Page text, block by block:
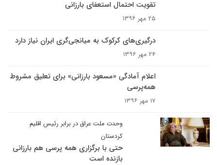
تقویت احتمال استعفای بارزانی
۲۵ مهر ۱۳۹۶
درگیری‌های کرکوک به میانجی‌گری ایران نیاز دارد
۲۴ مهر ۱۳۹۶
اعلام آمادگی «مسعود بارزانی» برای تعلیق مشروط
همه‌پرسی
۱۷ مهر ۱۳۹۶
وحدت ملت عراق در برابر رئیس اقلیم
کردستان
حتی با برگزاری همه پرسی هم بارزانی
بازنده است